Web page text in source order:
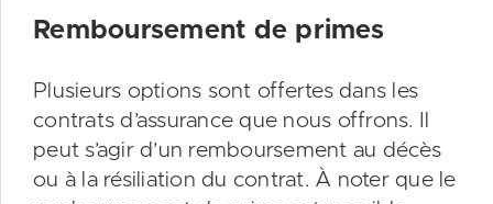
Remboursement de primes
Plusieurs options sont offertes dans les
contrats d’assurance que nous offrons. Il
peut s’agir d’un remboursement au décès
ou à la résiliation du contrat. À noter que le